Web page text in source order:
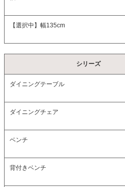
【選択中】 幅135cm
シリーズ
ダイニングテーブル
ダイニングチェア
ベンチ
背付きベンチ